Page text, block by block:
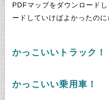
PDFマップをダウンロード
ードしていけばよかったの
かっこいいトラック！
かっこいい乗用車！